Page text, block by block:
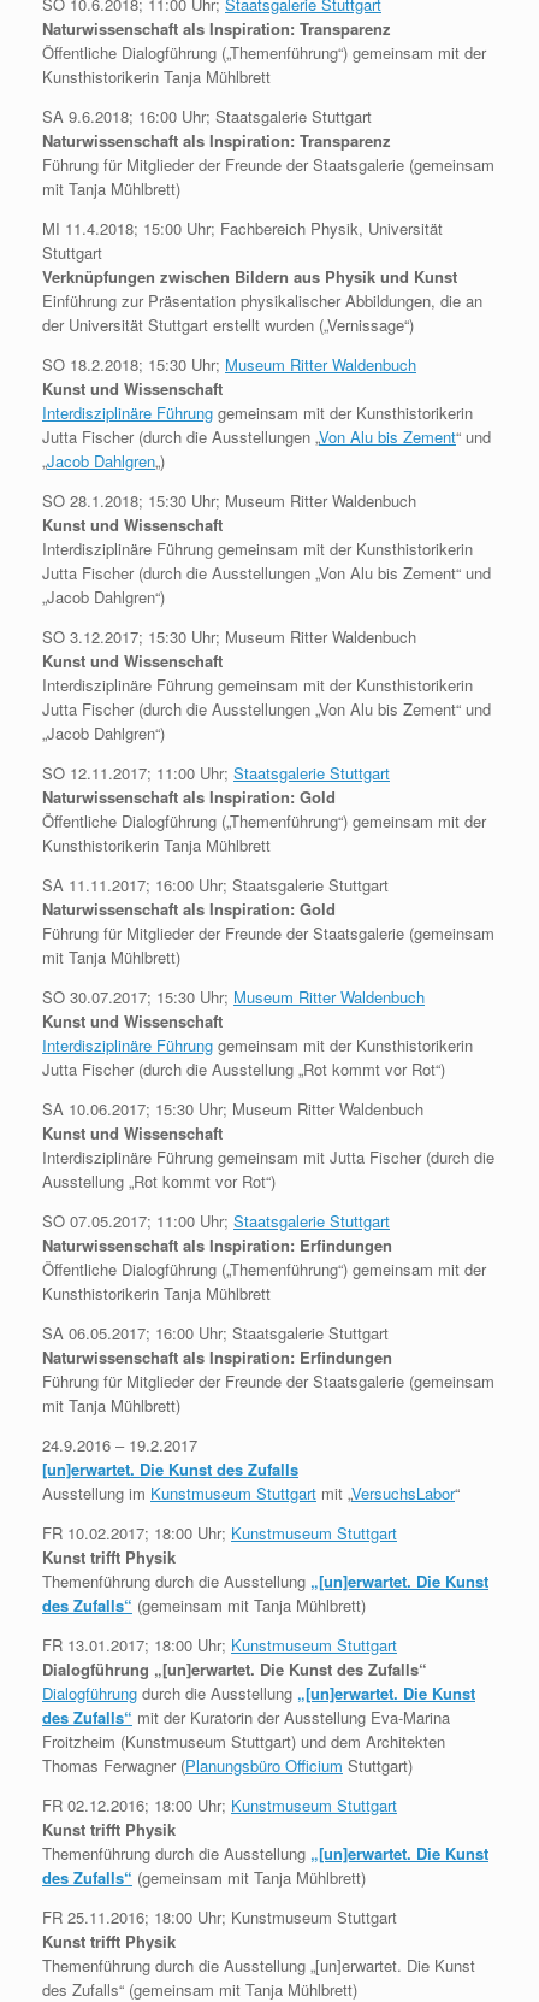
Naturwissenschaft als Inspiration: Transparenz
Öffentliche Dialogführung („Themenführung“) gemeinsam mit der
Kunsthistorikerin Tanja Mühlbrett
SA 9.6.2018; 16:00 Uhr; Staatsgalerie Stuttgart
Naturwissenschaft als Inspiration: Transparenz
Führung für Mitglieder der Freunde der Staatsgalerie (gemeinsam
mit Tanja Mühlbrett)
MI 11.4.2018; 15:00 Uhr; Fachbereich Physik, Universität
Stuttgart
Verknüpfungen zwischen Bildern aus Physik und Kunst
Einführung zur Präsentation physikalischer Abbildungen, die an
der Universität Stuttgart erstellt wurden („Vernissage“)
SO 18.2.2018; 15:30 Uhr; Museum Ritter Waldenbuch
Kunst und Wissenschaft
Interdisziplinäre Führung gemeinsam mit der Kunsthistorikerin
Jutta Fischer (durch die Ausstellungen „Von Alu bis Zement“ und
„Jacob Dahlgren„)
SO 28.1.2018; 15:30 Uhr; Museum Ritter Waldenbuch
Kunst und Wissenschaft
Interdisziplinäre Führung gemeinsam mit der Kunsthistorikerin
Jutta Fischer (durch die Ausstellungen „Von Alu bis Zement“ und
„Jacob Dahlgren“)
SO 3.12.2017; 15:30 Uhr; Museum Ritter Waldenbuch
Kunst und Wissenschaft
Interdisziplinäre Führung gemeinsam mit der Kunsthistorikerin
Jutta Fischer (durch die Ausstellungen „Von Alu bis Zement“ und
„Jacob Dahlgren“)
SO 12.11.2017; 11:00 Uhr; Staatsgalerie Stuttgart
Naturwissenschaft als Inspiration: Gold
Öffentliche Dialogführung („Themenführung“) gemeinsam mit der
Kunsthistorikerin Tanja Mühlbrett
SA 11.11.2017; 16:00 Uhr; Staatsgalerie Stuttgart
Naturwissenschaft als Inspiration: Gold
Führung für Mitglieder der Freunde der Staatsgalerie (gemeinsam
mit Tanja Mühlbrett)
SO 30.07.2017; 15:30 Uhr; Museum Ritter Waldenbuch
Kunst und Wissenschaft
Interdisziplinäre Führung gemeinsam mit der Kunsthistorikerin
Jutta Fischer (durch die Ausstellung „Rot kommt vor Rot“)
SA 10.06.2017; 15:30 Uhr; Museum Ritter Waldenbuch
Kunst und Wissenschaft
Interdisziplinäre Führung gemeinsam mit Jutta Fischer (durch die
Ausstellung „Rot kommt vor Rot“)
SO 07.05.2017; 11:00 Uhr; Staatsgalerie Stuttgart
Naturwissenschaft als Inspiration: Erfindungen
Öffentliche Dialogführung („Themenführung“) gemeinsam mit der
Kunsthistorikerin Tanja Mühlbrett
SA 06.05.2017; 16:00 Uhr; Staatsgalerie Stuttgart
Naturwissenschaft als Inspiration: Erfindungen
Führung für Mitglieder der Freunde der Staatsgalerie (gemeinsam
mit Tanja Mühlbrett)
24.9.2016 – 19.2.2017
[un]erwartet. Die Kunst des Zufalls
Ausstellung im Kunstmuseum Stuttgart mit „VersuchsLabor“
FR 10.02.2017; 18:00 Uhr; Kunstmuseum Stuttgart
Kunst trifft Physik
Themenführung durch die Ausstellung „[un]erwartet. Die Kunst
des Zufalls“ (gemeinsam mit Tanja Mühlbrett)
FR 13.01.2017; 18:00 Uhr; Kunstmuseum Stuttgart
Dialogführung „[un]erwartet. Die Kunst des Zufalls“
Dialogführung durch die Ausstellung „[un]erwartet. Die Kunst
des Zufalls“ mit der Kuratorin der Ausstellung Eva-Marina
Froitzheim (Kunstmuseum Stuttgart) und dem Architekten
Thomas Ferwagner (Planungsbüro Officium Stuttgart)
FR 02.12.2016; 18:00 Uhr; Kunstmuseum Stuttgart
Kunst trifft Physik
Themenführung durch die Ausstellung „[un]erwartet. Die Kunst
des Zufalls“ (gemeinsam mit Tanja Mühlbrett)
FR 25.11.2016; 18:00 Uhr; Kunstmuseum Stuttgart
Kunst trifft Physik
Themenführung durch die Ausstellung „[un]erwartet. Die Kunst
des Zufalls“ (gemeinsam mit Tanja Mühlbrett)